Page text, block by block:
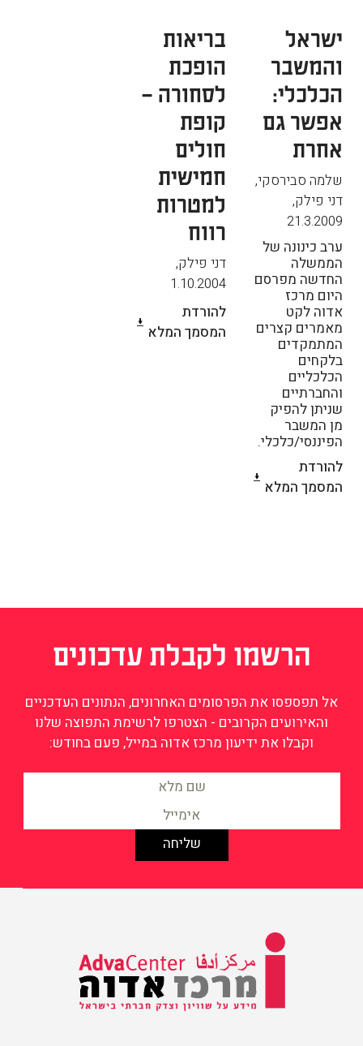
ישראל
והמשבר
הכלכלי:
אפשר גם
אחרת
שלמה סבירסקי,
דני פילק,
21.3.2009
ערב כינונה של
הממשלה
החדשה מפרסם
היום מרכז
אדוה לקט
מאמרים קצרים
המתמקדים
בלקחים
הכלכליים
והחברתיים
שניתן להפיק
מן המשבר
הפיננסי/כלכלי.
להורדת
המסמך המלא
בריאות
הופכת
לסחורה –
קופת
חולים
חמישית
למטרות
רווח
דני פילק,
1.10.2004
להורדת
המסמך המלא
הרשמו לקבלת עדכונים
אל תפספסו את הפרסומים האחרונים, הנתונים העדכניים
והאירועים הקרובים - הצטרפו לרשימת התפוצה שלנו
וקבלו את ידיעון מרכז אדוה במייל, פעם בחודש:
מרכז אדוה
בישראל